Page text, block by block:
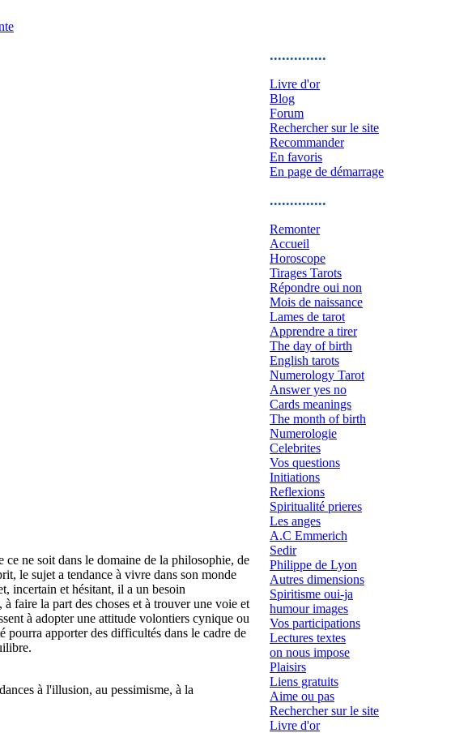
ce ne soit dans le domaine de la philosophie, de
le sujet a tendance à vivre dans son monde
incertain et hésitant, il a un besoin
faire la part des choses et à trouver une voie et
à adopter une attitude volontiers cynique ou
pourra apporter des difficultés dans le cadre de
à l'illusion, au pessimisme, à la
..............
Livre d'or
Blog
Forum
Rechercher sur le site
Recommander
En favoris
En page de démarrage
..............
Remonter
Accueil
Horoscope
Tirages Tarots
Répondre oui non
Mois de naissance
Lames de tarot
Apprendre a tirer
The day of birth
English tarots
Numerology Tarot
Answer yes no
Cards meanings
The month of birth
Numerologie
Celebrites
Vos questions
Initiations
Reflexions
Spiritualité prieres
Les anges
A.C Emmerich
Sedir
Philippe de Lyon
Autres dimensions
Spiritisme oui-ja
humour images
Vos participations
Lectures textes
on nous impose
Plaisirs
Liens gratuits
Aime ou pas
Rechercher sur le site
Livre d'or